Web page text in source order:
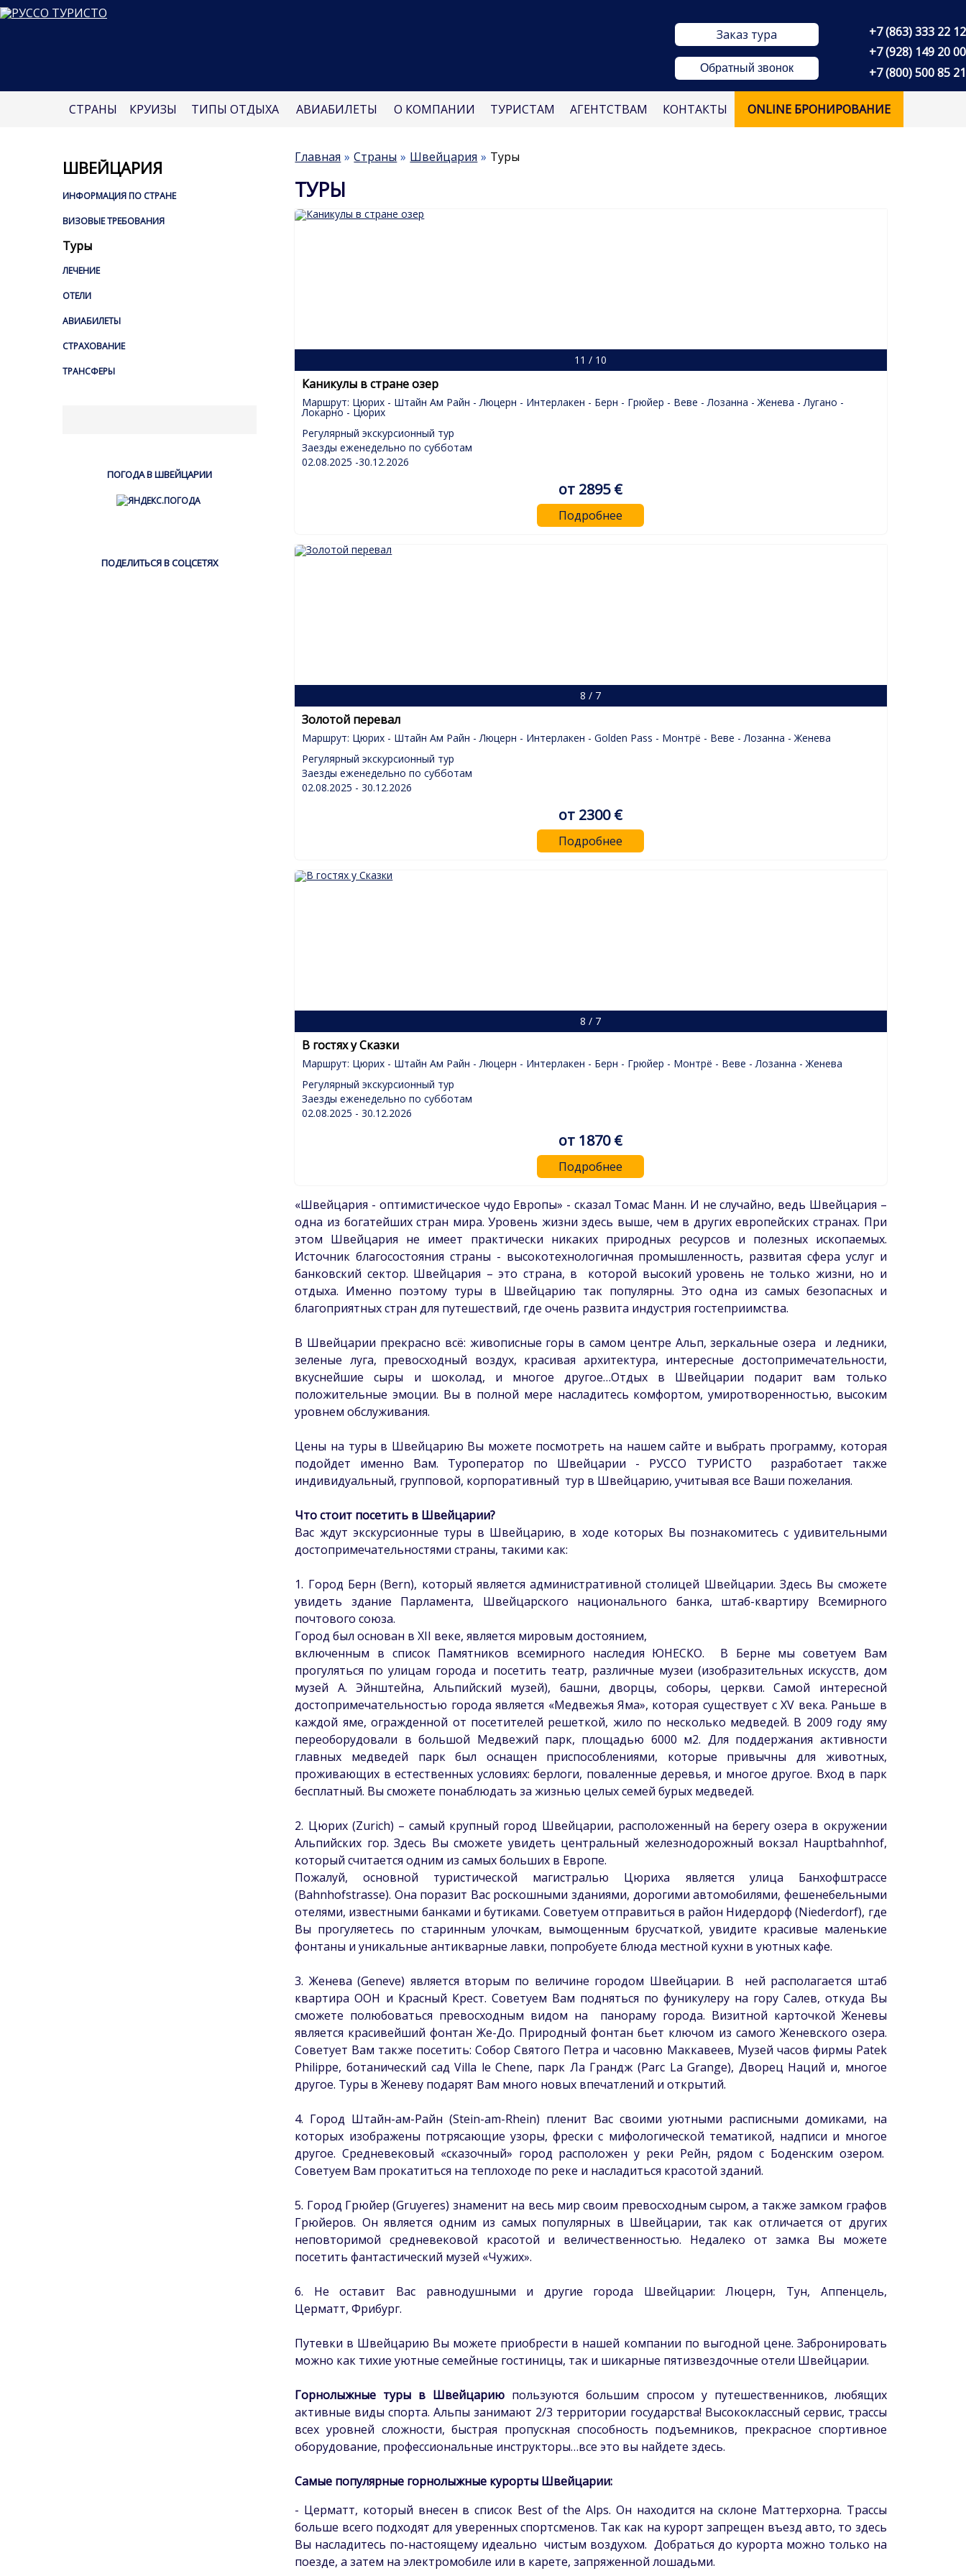
Заказ тура
Обратный звонок
+7 (863) 333 22 12
+7 (928) 149 20 00
+7 (800) 500 85 21
СТРАНЫ КРУИЗЫ ТИПЫ ОТДЫХА АВИАБИЛЕТЫ О КОМПАНИИ ТУРИСТАМ АГЕНТСТВАМ КОНТАКТЫ ONLINE БРОНИРОВАНИЕ
Главная Страны Швейцария Туры
ТУРЫ
11 / 10
Каникулы в стране озер
Маршрут: Цюрих - Штайн Ам Райн - Люцерн - Интерлакен - Берн - Грюйер - Веве - Лозанна - Женева - Лугано -
Локарно - Цюрих
Регулярный экскурсионный тур
Заезды еженедельно по субботам
02.08.2025 -30.12.2026
от 2895 €
Подробнее
8 / 7
Золотой перевал
Маршрут: Цюрих - Штайн Ам Райн - Люцерн - Интерлакен - Golden Pass - Монтрё - Веве - Лозанна - Женева
Регулярный экскурсионный тур
Заезды еженедельно по субботам
02.08.2025 - 30.12.2026
от 2300 €
Подробнее
8 / 7
В гостях у Сказки
Маршрут: Цюрих - Штайн Ам Райн - Люцерн - Интерлакен - Берн - Грюйер - Монтрё - Веве - Лозанна - Женева
Регулярный экскурсионный тур
Заезды еженедельно по субботам
02.08.2025 - 30.12.2026
от 1870 €
Подробнее
«Швейцария - оптимистическое чудо Европы» - сказал Томас Манн. И не случайно, ведь Швейцария –
одна из богатейших стран мира. Уровень жизни здесь выше, чем в других европейских странах. При
этом Швейцария не имеет практически никаких природных ресурсов и полезных ископаемых.
Источник благосостояния страны - высокотехнологичная промышленность, развитая сфера услуг и
банковский сектор. Швейцария – это страна, в которой высокий уровень не только жизни, но и
отдыха. Именно поэтому туры в Швейцарию так популярны. Это одна из самых безопасных и
благоприятных стран для путешествий, где очень развита индустрия гостеприимства.
В Швейцарии прекрасно всё: живописные горы в самом центре Альп, зеркальные озера и ледники,
зеленые луга, превосходный воздух, красивая архитектура, интересные достопримечательности,
вкуснейшие сыры и шоколад, и многое другое…Отдых в Швейцарии подарит вам только
положительные эмоции. Вы в полной мере насладитесь комфортом, умиротворенностью, высоким
уровнем обслуживания.
Цены на туры в Швейцарию Вы можете посмотреть на нашем сайте и выбрать программу, которая
подойдет именно Вам. Туроператор по Швейцарии - РУССО ТУРИСТО разработает также
индивидуальный, групповой, корпоративный тур в Швейцарию, учитывая все Ваши пожелания.
Что стоит посетить в Швейцарии?
Вас ждут экскурсионные туры в Швейцарию, в ходе которых Вы познакомитесь с удивительными
достопримечательностями страны, такими как:
1. Город Берн (Bern), который является административной столицей Швейцарии. Здесь Вы сможете
увидеть здание Парламента, Швейцарского национального банка, штаб-квартиру Всемирного
почтового союза.
Город был основан в XII веке, является мировым достоянием,
включенным в список Памятников всемирного наследия ЮНЕСКО. В Берне мы советуем Вам
прогуляться по улицам города и посетить театр, различные музеи (изобразительных искусств, дом
музей А. Эйнштейна, Альпийский музей), башни, дворцы, соборы, церкви. Самой интересной
достопримечательностью города является «Медвежья Яма», которая существует с XV века. Раньше в
каждой яме, огражденной от посетителей решеткой, жило по несколько медведей. В 2009 году яму
переоборудовали в большой Медвежий парк, площадью 6000 м2. Для поддержания активности
главных медведей парк был оснащен приспособлениями, которые привычны для животных,
проживающих в естественных условиях: берлоги, поваленные деревья, и многое другое. Вход в парк
бесплатный. Вы сможете понаблюдать за жизнью целых семей бурых медведей.
2. Цюрих (Zurich) – самый крупный город Швейцарии, расположенный на берегу озера в окружении
Альпийских гор. Здесь Вы сможете увидеть центральный железнодорожный вокзал Hauptbahnhof,
который считается одним из самых больших в Европе.
Пожалуй, основной туристической магистралью Цюриха является улица Банхофштрассе
(Bahnhofstrasse). Она поразит Вас роскошными зданиями, дорогими автомобилями, фешенебельными
отелями, известными банками и бутиками. Советуем отправиться в район Нидердорф (Niederdorf), где
Вы прогуляетесь по старинным улочкам, вымощенным брусчаткой, увидите красивые маленькие
фонтаны и уникальные антикварные лавки, попробуете блюда местной кухни в уютных кафе.
3. Женева (Geneve) является вторым по величине городом Швейцарии. В ней располагается штаб
квартира ООН и Красный Крест. Советуем Вам подняться по фуникулеру на гору Салев, откуда Вы
сможете полюбоваться превосходным видом на панораму города. Визитной карточкой Женевы
является красивейший фонтан Же-До. Природный фонтан бьет ключом из самого Женевского озера.
Советует Вам также посетить: Собор Святого Петра и часовню Маккавеев, Музей часов фирмы Patek
Philippe, ботанический сад Villa le Chene, парк Ла Грандж (Parc La Grange), Дворец Наций и, многое
другое. Туры в Женеву подарят Вам много новых впечатлений и открытий.
4. Город Штайн-ам-Райн (Stein-am-Rhein) пленит Вас своими уютными расписными домиками, на
которых изображены потрясающие узоры, фрески с мифологической тематикой, надписи и многое
другое. Средневековый «сказочный» город расположен у реки Рейн, рядом с Боденским озером.
Советуем Вам прокатиться на теплоходе по реке и насладиться красотой зданий.
5. Город Грюйер (Gruyeres) знаменит на весь мир своим превосходным сыром, а также замком графов
Грюйеров. Он является одним из самых популярных в Швейцарии, так как отличается от других
неповторимой средневековой красотой и величественностью. Недалеко от замка Вы можете
посетить фантастический музей «Чужих».
6. Не оставит Вас равнодушными и другие города Швейцарии: Люцерн, Тун, Аппенцель,
Церматт, Фрибург.
Путевки в Швейцарию Вы можете приобрести в нашей компании по выгодной цене. Забронировать
можно как тихие уютные семейные гостиницы, так и шикарные пятизвездочные отели Швейцарии.
Горнолыжные туры в Швейцарию пользуются большим спросом у путешественников, любящих
активные виды спорта. Альпы занимают 2/3 территории государства! Высококлассный сервис, трассы
всех уровней сложности, быстрая пропускная способность подъемников, прекрасное спортивное
оборудование, профессиональные инструкторы…все это вы найдете здесь.
Самые популярные горнолыжные курорты Швейцарии:
- Церматт, который внесен в список Best of the Alps. Он находится на склоне Маттерхорна. Трассы
больше всего подходят для уверенных спортсменов. Так как на курорт запрещен въезд авто, то здесь
Вы насладитесь по-настоящему идеально чистым воздухом. Добраться до курорта можно только на
поезде, а затем на электромобиле или в карете, запряженной лошадьми.
ШВЕЙЦАРИЯ
ИНФОРМАЦИЯ ПО СТРАНЕ
ВИЗОВЫЕ ТРЕБОВАНИЯ
Туры
ЛЕЧЕНИЕ
ОТЕЛИ
АВИАБИЛЕТЫ
СТРАХОВАНИЕ
ТРАНСФЕРЫ
ПОГОДА В ШВЕЙЦАРИИ
ПОДЕЛИТЬСЯ В СОЦСЕТЯХ